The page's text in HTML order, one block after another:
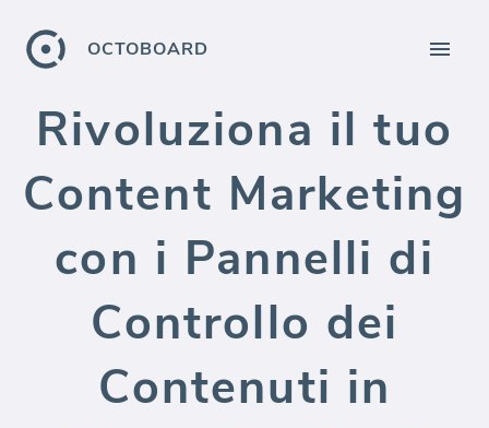
OCTOBOARD
Rivoluziona il tuo
Content Marketing
con i Pannelli di
Controllo dei
Contenuti in